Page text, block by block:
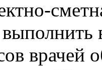
врачей